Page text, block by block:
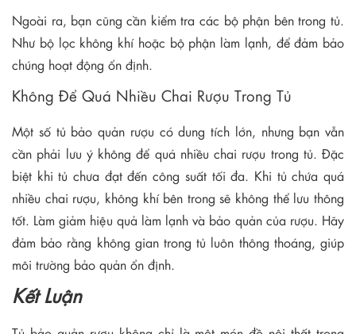
Ngoài ra, bạn cũng cần kiểm tra các bộ phận bên trong tủ.
Như bộ lọc không khí hoặc bộ phận làm lạnh, để đảm bảo
chúng hoạt động ổn định.
Không Để Quá Nhiều Chai Rượu Trong Tủ
Một số tủ bảo quản rượu có dung tích lớn, nhưng bạn vẫn
cần phải lưu ý không để quá nhiều chai rượu trong tủ. Đặc
biệt khi tủ chưa đạt đến công suất tối đa. Khi tủ chứa quá
nhiều chai rượu, không khí bên trong sẽ không thể lưu thông
tốt. Làm giảm hiệu quả làm lạnh và bảo quản của rượu. Hãy
đảm bảo rằng không gian trong tủ luôn thông thoáng, giúp
môi trường bảo quản ổn định.
Kết Luận